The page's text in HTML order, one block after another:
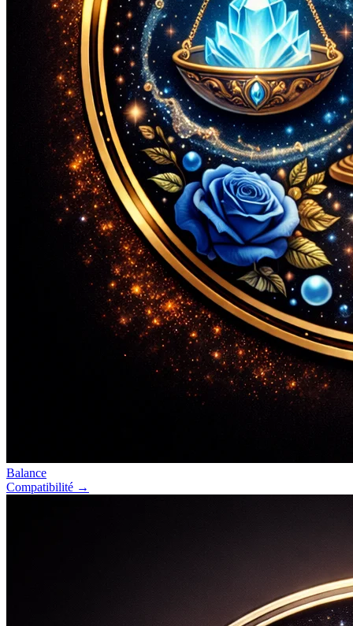
Balance
Compatibilité →